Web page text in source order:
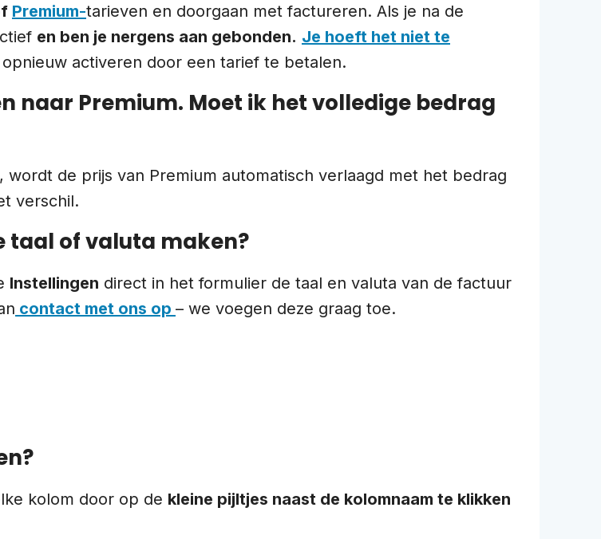
Premium-tarieven en doorgaan met factureren. Als je na de
en ben je nergens aan gebonden. Je hoeft het niet te
activeren door een tarief te betalen.
naar Premium. Moet ik het volledige bedrag
, wordt de prijs van Premium automatisch verlaagd met het bedrag
verschil.
taal of valuta maken?
Instellingen direct in het formulier de taal en valuta van de factuur
contact met ons op – we voegen deze graag toe.
kolom door op de kleine pijltjes naast de kolomnaam te klikken